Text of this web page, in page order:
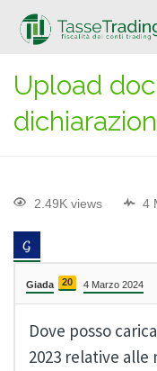
Upload
2.49K views 4
Giada 20 4 Marzo 2024
Dove posso
2023 relative